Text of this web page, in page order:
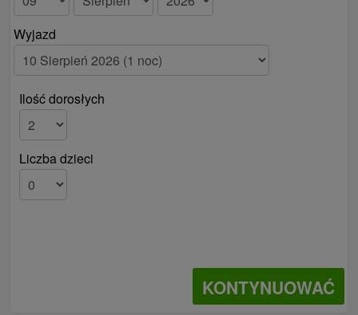
Wyjazd
Ilość dorosłych
Liczba dzieci
KONTYNUOWAĆ